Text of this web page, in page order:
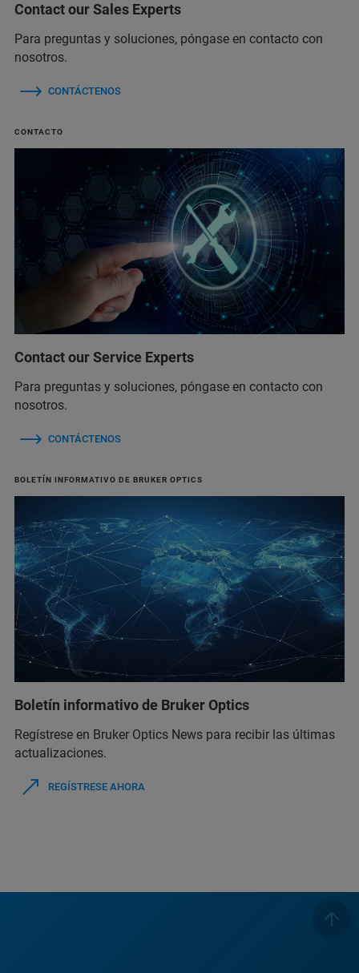
Contact our Sales Experts
Para preguntas y soluciones, póngase en contacto con
nosotros.
CONTÁCTENOS
CONTACTO
Contact our Service Experts
Para preguntas y soluciones, póngase en contacto con
nosotros.
CONTÁCTENOS
BOLETÍN INFORMATIVO DE BRUKER OPTICS
Boletín informativo de Bruker Optics
Regístrese en Bruker Optics News para recibir las últimas
actualizaciones.
REGÍSTRESE AHORA